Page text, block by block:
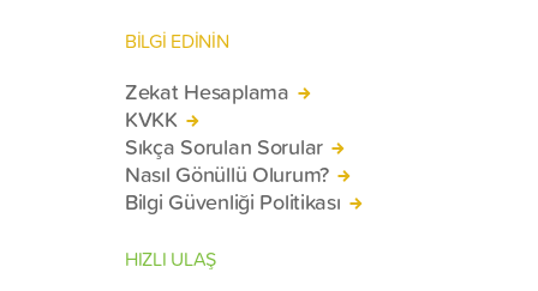
BİLGİ EDİNİN
Zekat Hesaplama
KVKK
Sıkça Sorulan Sorular
Nasıl Gönüllü Olurum?
Bilgi Güvenliği Politikası
HIZLI ULAŞ